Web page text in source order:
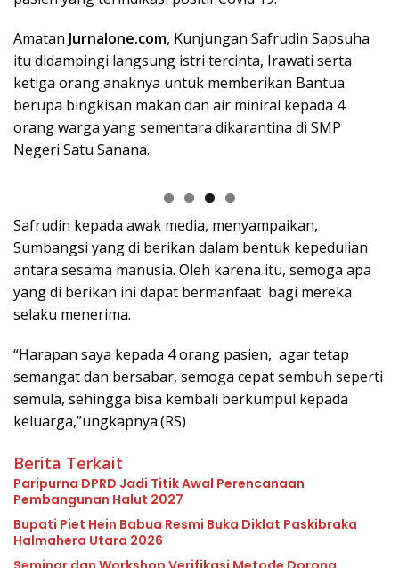
Amatan Jurnalone.com, Kunjungan Safrudin Sapsuha
itu didampingi langsung istri tercinta, Irawati serta
ketiga orang anaknya untuk memberikan Bantua
berupa bingkisan makan dan air miniral kepada 4
orang warga yang sementara dikarantina di SMP
Negeri Satu Sanana.
Safrudin kepada awak media, menyampaikan,
Sumbangsi yang di berikan dalam bentuk kepedulian
antara sesama manusia. Oleh karena itu, semoga apa
yang di berikan ini dapat bermanfaat bagi mereka
selaku menerima.
“Harapan saya kepada 4 orang pasien, agar tetap
semangat dan bersabar, semoga cepat sembuh seperti
semula, sehingga bisa kembali berkumpul kepada
keluarga,”ungkapnya.(RS)
Berita Terkait
Paripurna DPRD Jadi Titik Awal Perencanaan
Pembangunan Halut 2027
Bupati Piet Hein Babua Resmi Buka Diklat Paskibraka
Halmahera Utara 2026